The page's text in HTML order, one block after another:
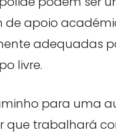
de apoio
adequadas
livre.
para uma
que trabalhará